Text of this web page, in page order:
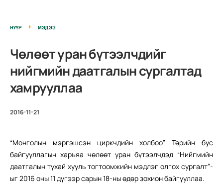
НҮҮР МЭДЭЭ
Чөлөөт уран бүтээлчдийг
нийгмийн даатгалын сургалтад
хамрууллаа
2016-11-21
“Монголын мэргэшсэн циркчдийн холбоо” Төрийн бус
байгууллагын харъяа чөлөөт уран бүтээлчдэд “Нийгмийн
даатгалын тухай хууль тогтоомжийн мэдлэг олгох сургалт”-
ыг 2016 оны 11 дүгээр сарын 18-ны өдөр зохион байгууллаа.